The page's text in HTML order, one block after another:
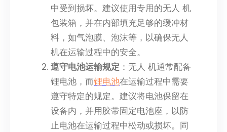
中受到损坏。建议使用专用的无人 机
包装箱，并在内部填充足够的缓冲材
料，如气泡膜、泡沫等，以确保无人
机在运输过程中的安全。
遵守电池运输规定 ：无人 机通常配备
锂电池，而锂电池在运输过程中需要
遵守特定的规定。建议将电池保留在
设备内，并用胶带固定电池座，以防
止电池在运输过程中松动或损坏。同